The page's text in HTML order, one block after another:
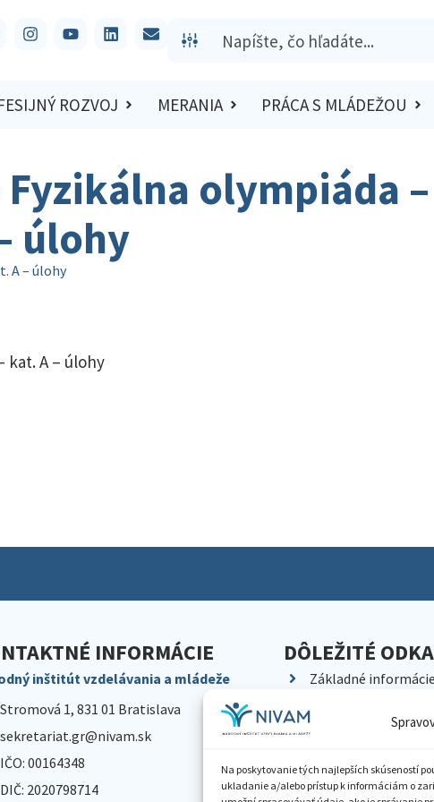
Na poskytovanie tých najlepších skúseností
ukladanie a/alebo prístup k informáciám o
ROZVOJ MERANIA PRÁCA S MLÁDEŽOU
olympiáda –
úlohy
A – úlohy
kat. A – úlohy
INFORMÁCIE
inštitút vzdelávania a mládeže
Stromová 1, 831 01 Bratislava
sekretariat.gr@nivam.sk
IČO: 00164348
DIČ: 2020798714
DÔLEŽITÉ
Základné
Kariéra
Pracoviská NIVaM